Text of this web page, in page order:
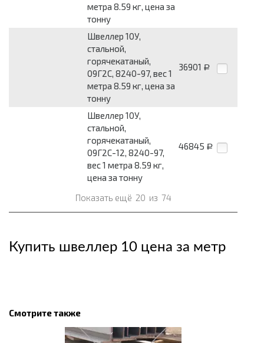
метра 8.59 кг, цена за
тонну
Швеллер 10У,
стальной,
горячекатаный,
09Г2С, 8240-97, вес 1
метра 8.59 кг, цена за
тонну
36901 Р
Швеллер 10У,
стальной,
горячекатаный,
09Г2С-12, 8240-97,
вес 1 метра 8.59 кг,
цена за тонну
46845 Р
Показать ещё 20 из 74
Купить швеллер 10 цена за метр
Смотрите также